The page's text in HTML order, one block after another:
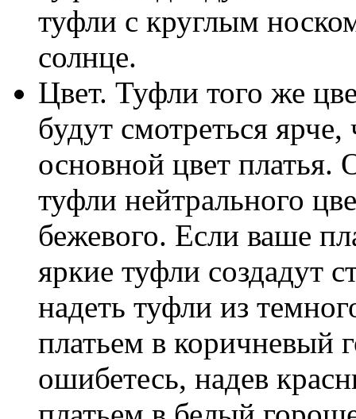
туфли с круглым
солнце.
Цвет. Туфли того же
будут смотреться
основной цвет платья.
туфли нейтрального
бежевого. Если ваше
яркие туфли создадут
надеть туфли из
платьем в коричневый
ошибетесь, надев